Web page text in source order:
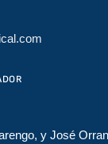
y José